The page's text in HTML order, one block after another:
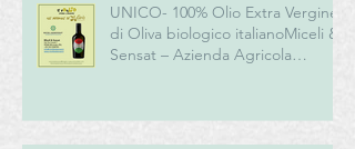
UNICO- 100% Olio Extra Vergine
di Oliva biologico italianoMiceli &
Sensat – Azienda Agricola